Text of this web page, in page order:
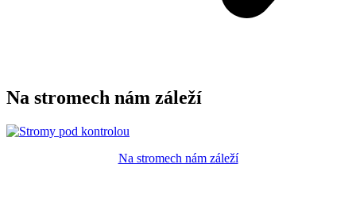
Na stromech nám záleží
Na stromech nám záleží